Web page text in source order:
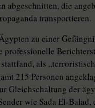
abgeschnitten, die
transportieren.
zu einer
professionelle
als
215 Personen
Gleichschaltung der
wie Sada El-Balad,